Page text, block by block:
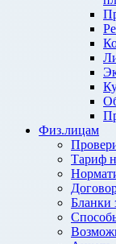
Физ.лицам
Тариф
Бланки